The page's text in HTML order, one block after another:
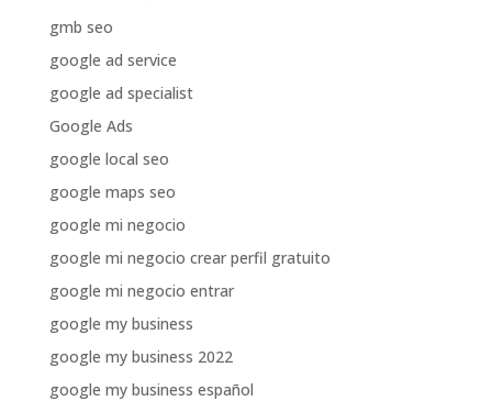
gmb seo
google ad service
google ad specialist
Google Ads
google local seo
google maps seo
google mi negocio
google mi negocio crear perfil gratuito
google mi negocio entrar
google my business
google my business 2022
google my business español